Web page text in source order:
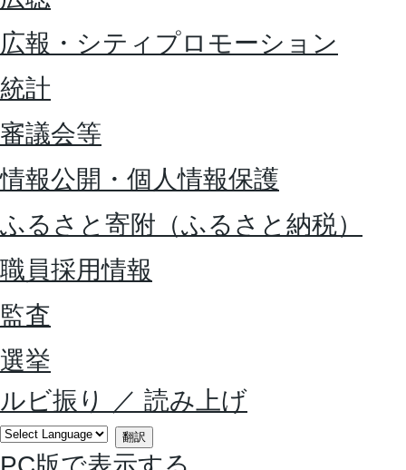
広報・シティプロモーション
統計
審議会等
情報公開・個人情報保護
ふるさと寄附（ふるさと納税）
職員採用情報
監査
選挙
ルビ振り
／ 読み上げ
翻訳